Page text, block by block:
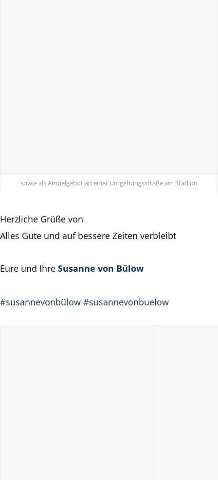
sowie als Ampelgebot an einer Umgehungsstraße am Stadion
Herzliche Grüße von
Alles Gute und auf bessere Zeiten verbleibt
Eure und Ihre Susanne von Bülow
#susannevonbülow #susannevonbuelow